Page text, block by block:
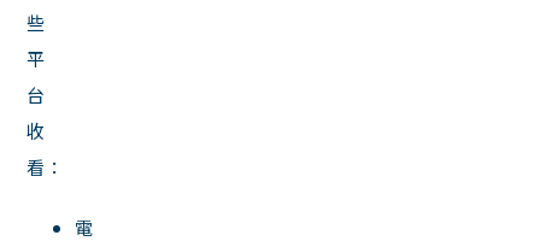
些
平
台
收
看：
電